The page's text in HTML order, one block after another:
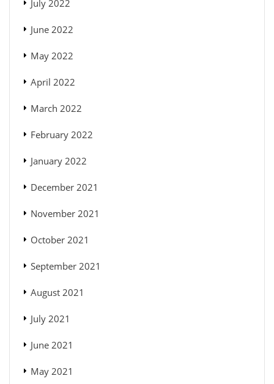
July 2022
June 2022
May 2022
April 2022
March 2022
February 2022
January 2022
December 2021
November 2021
October 2021
September 2021
August 2021
July 2021
June 2021
May 2021